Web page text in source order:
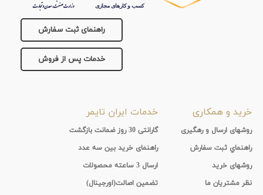
بیشتر...
راهنمای ثبت سفارش
خدمات پس از فروش
خرید و همکاری
روشهای ارسال و رهگیری
راهنماي ثبت سفارش
روشهای خرید
نظر مشتریان ما
خدمات ایران تایمر
گارانتی 30 روز ضمانت بازگشت
راهنمای خرید بین سه عدد
ارسال 3 ساعته محصولات
تضمین اصالت(اورجینال)